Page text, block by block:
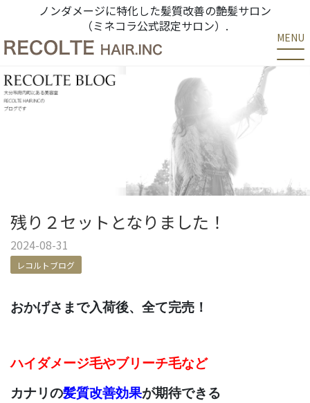
ノンダメージに特化した髪質改善の艶髪サロン
（ミネコラ公式認定サロン）.
MENU
残り２セットとなりました！
2024-08-31
レコルトブログ
おかげさまで入荷後、 全て完売！
ハイダメージ毛やブリーチ毛など
カナリの髪質改善効果が期待できる